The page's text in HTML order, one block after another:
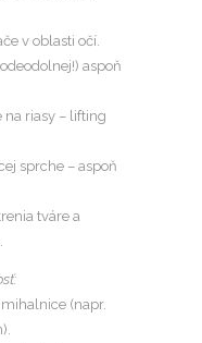
v oblasti očí.
aspoň
riasy – lifting
sprche – aspoň
tváre a
(napr.